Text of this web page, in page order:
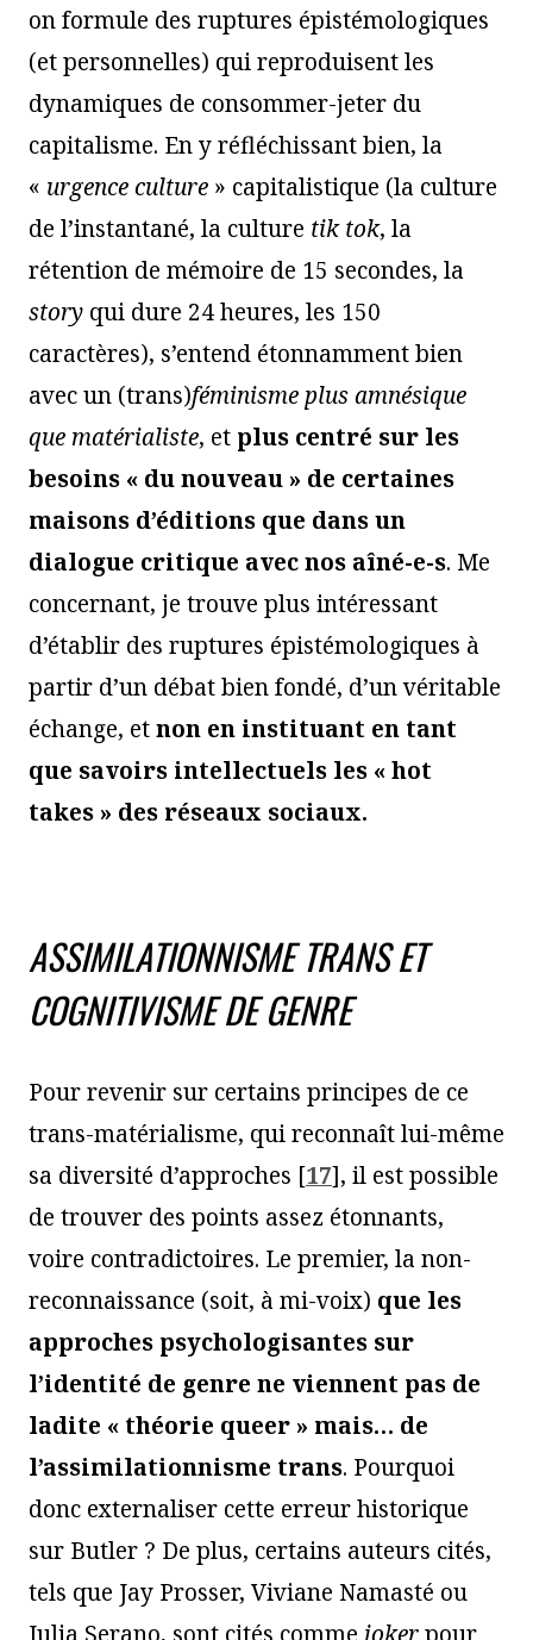
on formule des ruptures épistémologiques
(et personnelles) qui reproduisent les
dynamiques de consommer-jeter du
capitalisme. En y réfléchissant bien, la
« urgence culture » capitalistique (la culture
de l’instantané, la culture tik tok, la
rétention de mémoire de 15 secondes, la
story qui dure 24 heures, les 150
caractères), s’entend étonnamment bien
avec un (trans)féminisme plus amnésique
que matérialiste, et plus centré sur les
besoins « du nouveau » de certaines
maisons d’éditions que dans un
dialogue critique avec nos aîné-e-s. Me
concernant, je trouve plus intéressant
d’établir des ruptures épistémologiques à
partir d’un débat bien fondé, d’un véritable
échange, etnon en instituant en tant
que savoirs intellectuels les « hot
takes » des réseaux sociaux.
ASSIMILATIONNISME TRANS ET
COGNITIVISME DE GENRE
Pour revenir sur certains principes de ce
trans-matérialisme, qui reconnaît lui-même
sa diversité d’approches [17], il est possible
de trouver des points assez étonnants,
voire contradictoires. Le premier, la non-
reconnaissance (soit, à mi-voix) que les
approches psychologisantes sur
l’identité de genre ne viennent pas de
ladite « théorie queer » mais… de
l’assimilationnisme trans. Pourquoi
donc externaliser cette erreur historique
sur Butler ? De plus, certains auteurs cités,
tels que Jay Prosser, Viviane Namasté ou